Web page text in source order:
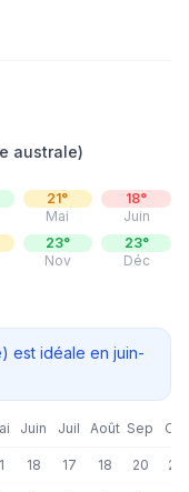
australe)
21°
Mai
18°
Juin
23°
Nov
23°
Déc
est idéale en juin-
Juin Juil Août Sep Oct
18 17 18 20 22